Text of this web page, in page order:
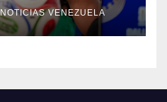
NOTICIAS VENEZUELA